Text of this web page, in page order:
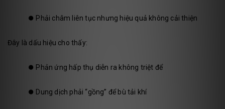
⏺️ Phải châm liên tục nhưng hiệu quả không cải thiện
Đây là dấu hiệu cho thấy:
⏺️ Phản ứng hấp thụ diễn ra không triệt để
⏺️ Dung dịch phải “gồng” để bù tải khí